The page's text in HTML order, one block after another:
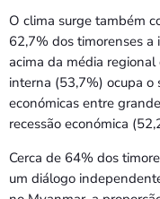
O clima surge também
62,7% dos timorenses a
acima da média
interna (53,7%) ocupa o
económicas entre
recessão económica
Cerca de 64% dos
um diálogo